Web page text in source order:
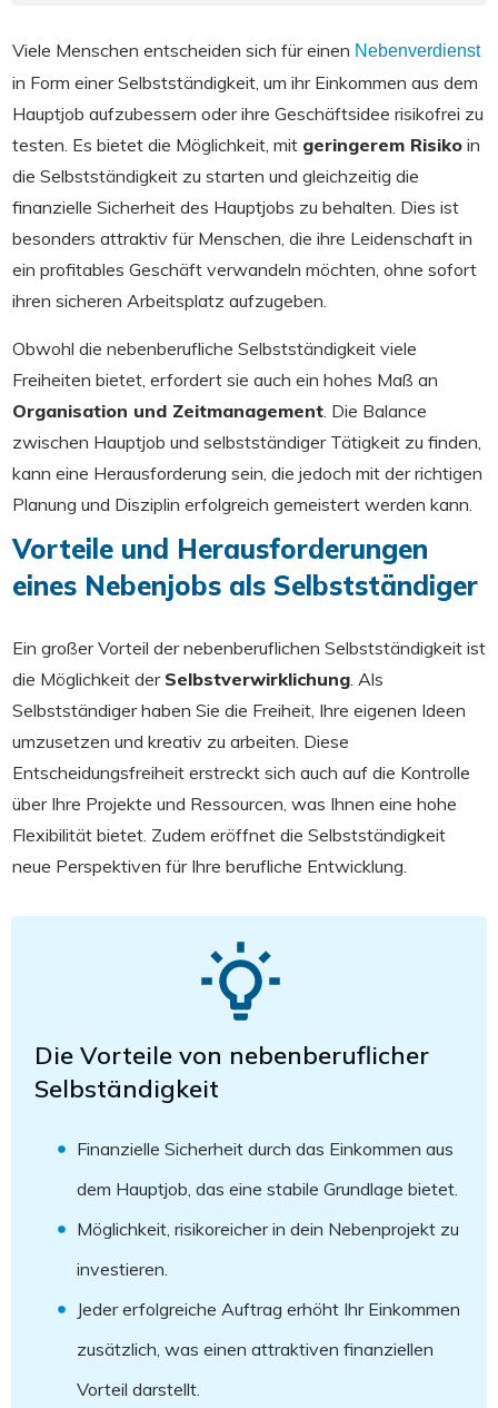
Viele Menschen entscheiden sich für einen Nebenverdienst
in Form einer Selbstständigkeit, um ihr Einkommen aus dem
Hauptjob aufzubessern oder ihre Geschäftsidee risikofrei zu
testen. Es bietet die Möglichkeit, mit geringerem Risiko in
die Selbstständigkeit zu starten und gleichzeitig die
finanzielle Sicherheit des Hauptjobs zu behalten. Dies ist
besonders attraktiv für Menschen, die ihre Leidenschaft in
ein profitables Geschäft verwandeln möchten, ohne sofort
ihren sicheren Arbeitsplatz aufzugeben.
Obwohl die nebenberufliche Selbstständigkeit viele
Freiheiten bietet, erfordert sie auch ein hohes Maß an
Organisation und Zeitmanagement. Die Balance
zwischen Hauptjob und selbstständiger Tätigkeit zu finden,
kann eine Herausforderung sein, die jedoch mit der richtigen
Planung und Disziplin erfolgreich gemeistert werden kann.
Vorteile und Herausforderungen
eines Nebenjobs als Selbstständiger
Ein großer Vorteil der nebenberuflichen Selbstständigkeit ist
die Möglichkeit der Selbstverwirklichung. Als
Selbstständiger haben Sie die Freiheit, Ihre eigenen Ideen
umzusetzen und kreativ zu arbeiten. Diese
Entscheidungsfreiheit erstreckt sich auch auf die Kontrolle
über Ihre Projekte und Ressourcen, was Ihnen eine hohe
Flexibilität bietet. Zudem eröffnet die Selbstständigkeit
neue Perspektiven für Ihre berufliche Entwicklung.
Die Vorteile von nebenberuflicher
Selbständigkeit
Finanzielle Sicherheit durch das Einkommen aus
dem Hauptjob, das eine stabile Grundlage bietet.
Möglichkeit, risikoreicher in dein Nebenprojekt zu
investieren.
Jeder erfolgreiche Auftrag erhöht Ihr Einkommen
zusätzlich, was einen attraktiven finanziellen
Vorteil darstellt.